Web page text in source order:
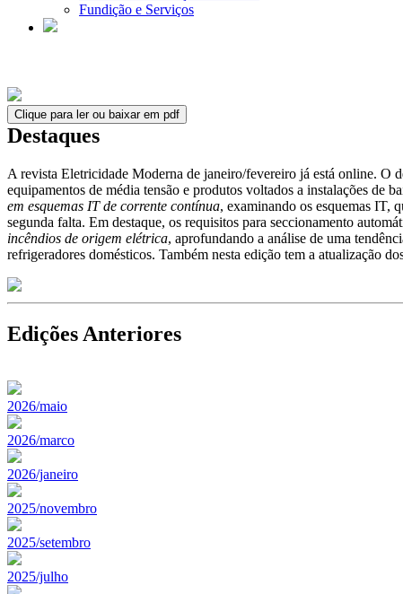
Fundição e Serviços
Clique para ler ou baixar em pdf
Destaques
A revista Eletricidade Moderna de janeiro/fevereiro já está online. O
equipamentos de média tensão e produtos voltados a instalações de
em esquemas IT de corrente contínua, examinando os esquemas IT,
segunda falta. Em destaque, os requisitos para seccionamento
incêndios de origem elétrica, aprofundando a análise de uma
refrigeradores domésticos. Também nesta edição tem a atualização
Edições Anteriores
2026/maio
2026/marco
2026/janeiro
2025/novembro
2025/setembro
2025/julho